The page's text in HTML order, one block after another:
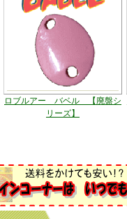
ロブルアー バベル 【廃盤シ
リーズ】